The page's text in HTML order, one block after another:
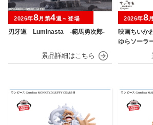
刃牙道 Luminasta ‐範馬勇次郎‐
2026年8月第4週～登場
映画ちいか
ゆらソーラ
2026年8月